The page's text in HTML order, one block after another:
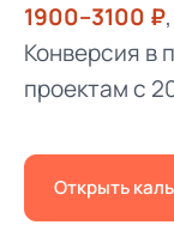
1900–3100 ₽
Конверсия в
проектам с
Открыть